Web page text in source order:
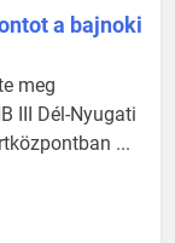
a bajnoki
meg
III Dél-Nyugati
...